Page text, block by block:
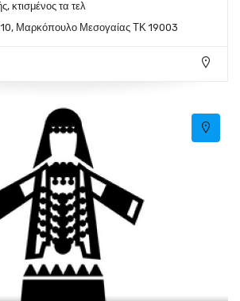
κτισμένος τα τελ
10, Μαρκόπουλο Μεσογαίας ΤΚ 19003